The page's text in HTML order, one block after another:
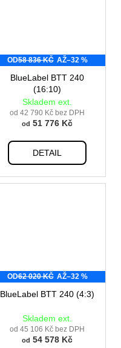
OD58 836 KČ AŽ–32 %
BlueLabel BTT 240
(16:10)
Skladem ext.
od 42 790 Kč bez DPH
od 51 776 Kč
DETAIL
OD62 020 KČ AŽ–32 %
BlueLabel BTT 240 (4:3)
Skladem ext.
od 45 106 Kč bez DPH
od 54 578 Kč